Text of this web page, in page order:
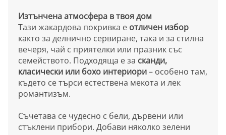
Изтънчена атмосфера в твоя дом
Тази жакардова покривка е отличен избор
както за делнично сервиране, така и за стилна
вечеря, чай с приятелки или празник със
семейството. Подходяща е за сканди,
класически или бохо интериори– особено там,
където се търси естествена мекота и лек
романтизъм.
Съчетава се чудесно с бели, дървени или
стъклени прибори. Добави няколко зелени